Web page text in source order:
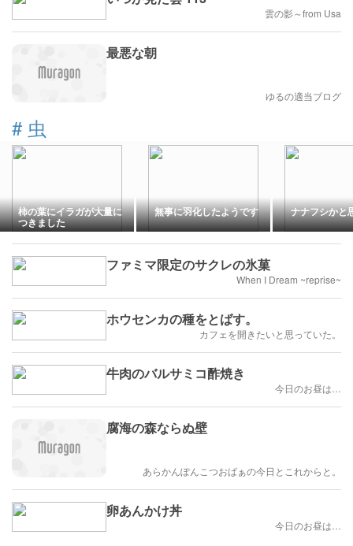
雲の影～from Usa
最悪な朝
ゆるの適当ブログ
# 虫
柿の葉にイラガが大量に
つきました
無事に羽化したようです ナナフシかと
ファミマ限定のサクレの氷菓
When I Dream ~reprise~
ホウセンカの種をとばす。
カフェを開きたいと思っていた。
牛肉のバルサミコ酢焼き
今日のお昼は…
腐海の森ならぬ壁
あらかんぽんこつおばぁの今日とこれからと。
卵あんかけ丼
今日のお昼は…